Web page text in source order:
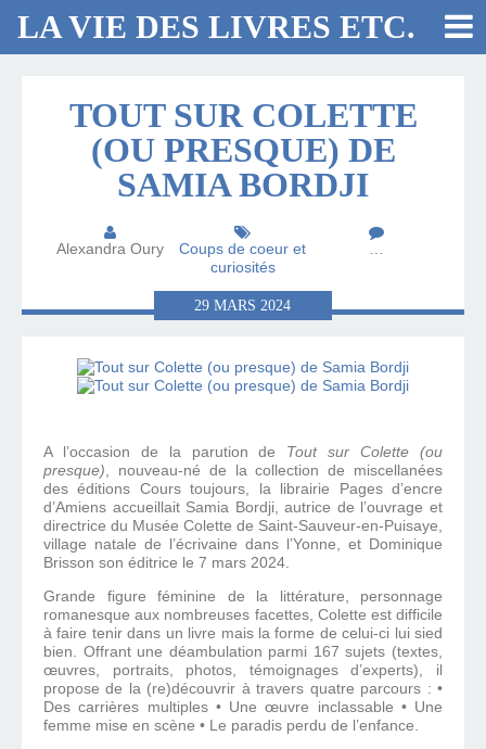
LA VIE DES LIVRES ETC.
TOUT SUR COLETTE
(OU PRESQUE) DE
SAMIA BORDJI
Alexandra Oury
Coups de coeur et
curiosités
…
29MARS2024
A l’occasion de la parution de Tout sur Colette (ou
presque), nouveau-né de la collection de miscellanées
des éditions Cours toujours, la librairie Pages d’encre
d’Amiens accueillait Samia Bordji, autrice de l’ouvrage et
directrice du Musée Colette de Saint-Sauveur-en-Puisaye,
village natale de l’écrivaine dans l’Yonne, et Dominique
Brisson son éditrice le 7 mars 2024.
Grande figure féminine de la littérature, personnage
romanesque aux nombreuses facettes, Colette est difficile
à faire tenir dans un livre mais la forme de celui-ci lui sied
bien. Offrant une déambulation parmi 167 sujets (textes,
œuvres, portraits, photos, témoignages d’experts), il
propose de la (re)découvrir à travers quatre parcours : •
Des carrières multiples • Une œuvre inclassable • Une
femme mise en scène • Le paradis perdu de l’enfance.